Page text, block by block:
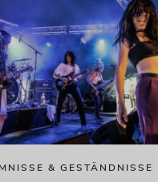
& GESTÄNDNISSE